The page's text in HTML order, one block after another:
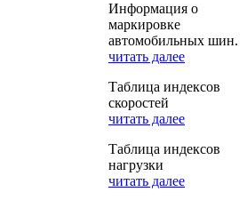
Информация о
маркировке
автомобильных шин.
читать далее
Таблица индексов
скоростей
читать далее
Таблица индексов
нагрузки
читать далее